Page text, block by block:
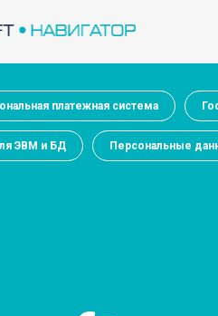
платежная система
ЭВМ и БД Персональные